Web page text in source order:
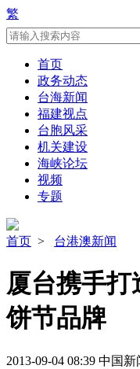
繁
首页
政务动态
台海新闻
福建视点
台胞风采
机关建设
海峡论坛
视频
专题
首页 > 台港澳新闻
厦台携手
饼节品牌
2013-09-04 08:39 中国新